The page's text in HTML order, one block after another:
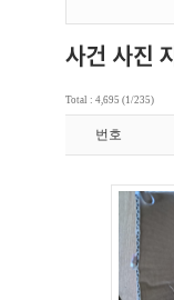
Total : 4,695 (1/235)
번호